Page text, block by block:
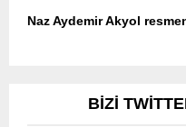
Naz Aydemir Akyol
BIZI